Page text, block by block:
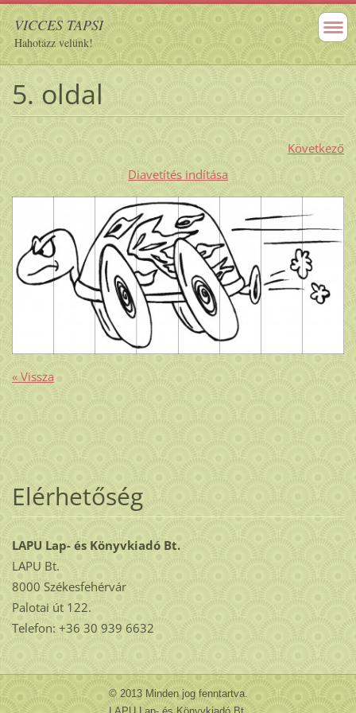
VICCES TAPSI
Hahotázz velünk!
5. oldal
Következő
Diavetítés indítása
« Vissza
Elérhetőség
LAPU Lap- és Könyvkiadó Bt.
LAPU Bt.
8000 Székesfehérvár
Palotai út 122.
Telefon: +36 30 939 6632
© 2013 Minden jog fenntartva.